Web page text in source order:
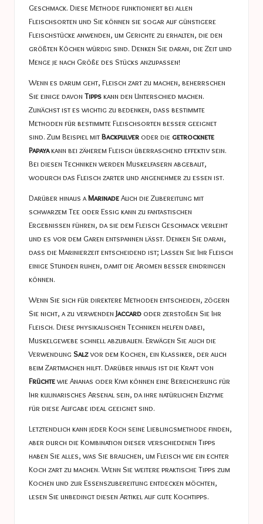
Geschmack. Diese Methode funktioniert bei allen
Fleischsorten und Sie können sie sogar auf günstigere
Fleischstücke anwenden, um Gerichte zu erhalten, die den
größten Köchen würdig sind. Denken Sie daran, die Zeit und
Menge je nach Größe des Stücks anzupassen!
Wenn es darum geht, Fleisch zart zu machen, beherrschen
Sie einige davon Tippskann den Unterschied machen.
Zunächst ist es wichtig zu bedenken, dass bestimmte
Methoden für bestimmte Fleischsorten besser geeignet
sind. Zum Beispiel mitBackpulver oder die getrocknete
Papayakann bei zäherem Fleisch überraschend effektiv sein.
Bei diesen Techniken werden Muskelfasern abgebaut,
wodurch das Fleisch zarter und angenehmer zu essen ist.
Darüber hinaus aMarinadeAuch die Zubereitung mit
schwarzem Tee oder Essig kann zu fantastischen
Ergebnissen führen, da sie dem Fleisch Geschmack verleiht
und es vor dem Garen entspannen lässt. Denken Sie daran,
dass die Marinierzeit entscheidend ist; Lassen Sie Ihr Fleisch
einige Stunden ruhen, damit die Aromen besser eindringen
können.
Wenn Sie sich für direktere Methoden entscheiden, zögern
Sie nicht, a zu verwenden Jaccard oder zerstoßen Sie Ihr
Fleisch. Diese physikalischen Techniken helfen dabei,
Muskelgewebe schnell abzubauen. Erwägen Sie auch die
Verwendung Salzvor dem Kochen, ein Klassiker, der auch
beim Zartmachen hilft. Darüber hinaus ist die Kraft von
Früchtewie Ananas oder Kiwi können eine Bereicherung für
Ihr kulinarisches Arsenal sein, da ihre natürlichen Enzyme
für diese Aufgabe ideal geeignet sind.
Letztendlich kann jeder Koch seine Lieblingsmethode finden,
aber durch die Kombination dieser verschiedenen Tipps
haben Sie alles, was Sie brauchen, um Fleisch wie ein echter
Koch zart zu machen. Wenn Sie weitere praktische Tipps zum
Kochen und zur Essenszubereitung entdecken möchten,
lesen Sie unbedingt diesen Artikel aufgute Kochtipps.